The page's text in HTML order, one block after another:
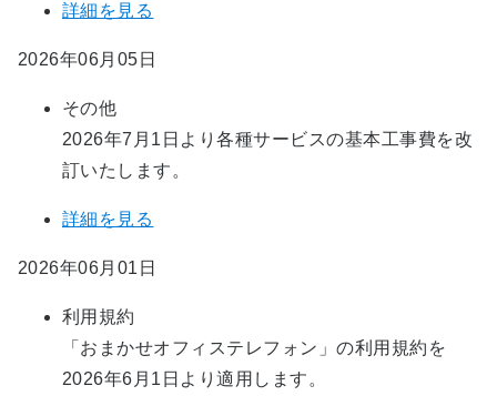
詳細を見る
2026年06月05日
その他
2026年7月1日より各種サービスの基本工事費を改
訂いたします。
詳細を見る
2026年06月01日
利用規約
「おまかせオフィステレフォン」の利用規約を
2026年6月1日より適用します。